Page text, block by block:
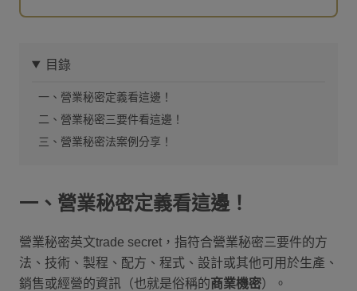
目錄
一、營業秘密定義看這邊！
二、營業秘密三要件看這邊！
三、營業秘密法案例分享！
一、營業秘密定義看這邊！
營業秘密英文trade secret，指符合營業秘密三要件的方
法、技術、製程、配方、程式、設計或其他可用於生產、
銷售或經營的資訊（也就是俗稱的商業機密）。